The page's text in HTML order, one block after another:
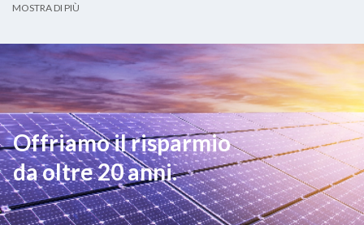
MOSTRA DI PIÙ
Offriamo il risparmio
da oltre 20 anni.